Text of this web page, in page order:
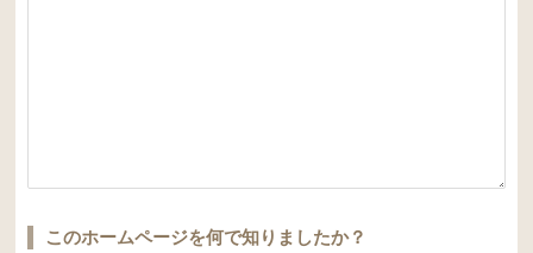
このホームページを何で知りましたか？